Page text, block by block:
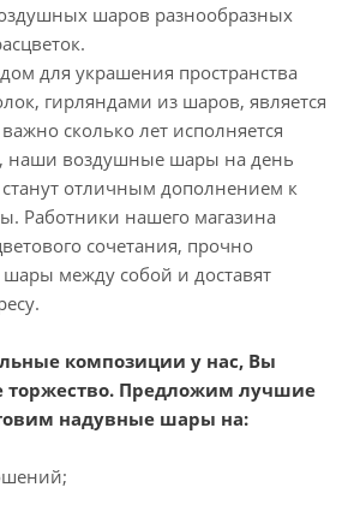
шаров разнообразных
для украшения пространства
гирляндами из шаров, является
сколько лет исполняется
наши воздушные шары на день
отличным дополнением к
Работники нашего магазина
сочетания, прочно
шары между собой и доставят
композиции у нас, Вы
торжество. Предложим лучшие
надувные шары на: